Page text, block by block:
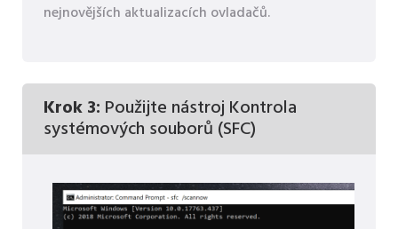
nejnovějších aktualizacích ovladačů.
Krok 3: Použijte nástroj Kontrola
systémových souborů (SFC)